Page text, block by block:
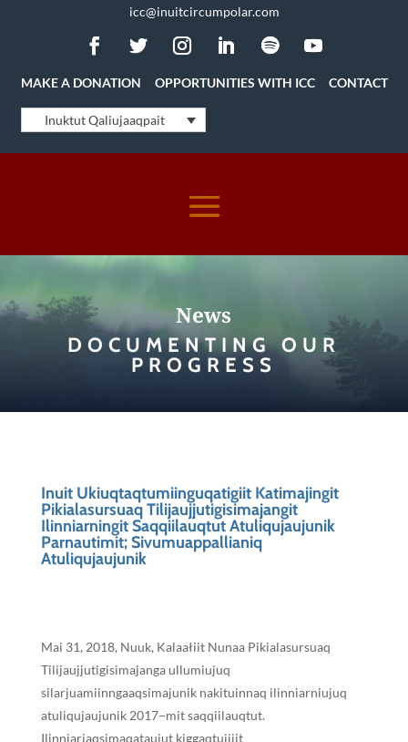
icc@inuitcircumpolar.com
MAKE A DONATION OPPORTUNITIES WITH ICC CONTACT
Inuktut Qaliujaaqpait
News
DOCUMENTING OUR
PROGRESS
Inuit Ukiuqtaqtumiinguqatigiit Katimajingit
Pikialasursuaq Tilijaujjutigisimajangit
Ilinniarningit Saqqiilauqtut Atuliqujaujunik
Parnautimit; Sivumuappallianiq
Atuliqujaujunik
Mai 31, 2018, Nuuk, Kalaałiit Nunaa Pikialasursuaq
Tilijaujjutigisimajanga ullumiujuq
silarjuamiinngaaqsimajunik nakituinnaq ilinniarniujuq
atuliqujaujunik 2017−mit saqqiilauqtut.
Ilinniariaqsimaqataujut kiggaqtuijiit